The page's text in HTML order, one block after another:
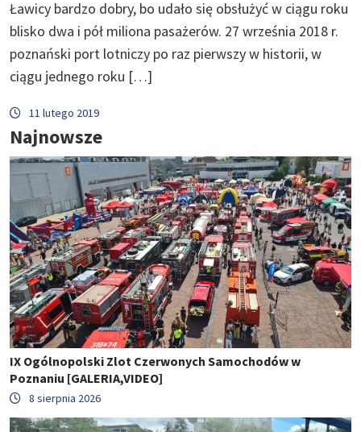
Ławicy bardzo dobry, bo udało się obsłużyć w ciągu roku
blisko dwa i pół miliona pasażerów. 27 września 2018 r.
poznański port lotniczy po raz pierwszy w historii, w
ciągu jednego roku […]
11 lutego 2019
Najnowsze
IX Ogólnopolski Zlot Czerwonych Samochodów w
Poznaniu [GALERIA,VIDEO]
8 sierpnia 2026